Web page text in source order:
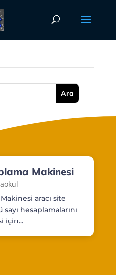
Makinesi
aracı site
hesaplamalarını
için...